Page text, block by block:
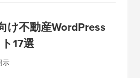
け不動産WordPress
17選
示